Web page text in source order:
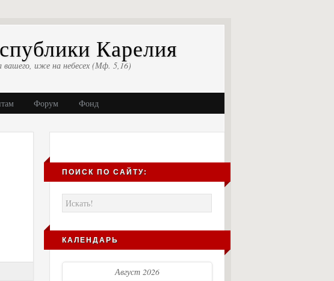
Карелия
вашего, иже на небесех (Мф. 5,16)
Форум Фонд
ПОИСК ПО САЙТУ:
КАЛЕНДАРЬ
Август 2026